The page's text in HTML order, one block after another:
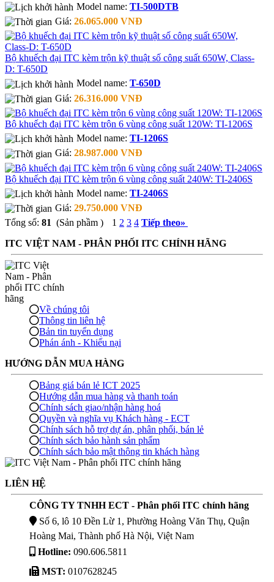
Model name: TI-500DTB
Giá: 26.065.000 VNĐ
Bộ khuếch đại ITC kèm trộn kỹ thuật số công suất 650W, Class-
D: T-650D
Model name: T-650D
Giá: 26.316.000 VNĐ
Bộ khuếch đại ITC kèm trộn 6 vùng công suất 120W: TI-1206S
Model name: TI-1206S
Giá: 28.987.000 VNĐ
Bộ khuếch đại ITC kèm trộn 6 vùng công suất 240W: TI-2406S
Model name: TI-2406S
Giá: 29.750.000 VNĐ
Tổng số: 81 (Sản phầm ) 1 2 3 4 Tiếp theo»
ITC VIỆT NAM - PHÂN PHỐI ITC CHÍNH HÃNG
Về chúng tôi
Thông tin liên hệ
Bản tin tuyển dụng
Phán ánh - Khiếu nại
HƯỚNG DẪN MUA HÀNG
Bảng giá bán lẻ ICT 2025
Hướng dẫn mua hàng và thanh toán
Chính sách giao/nhận hàng hoá
Quyền và nghĩa vụ Khách hàng - ECT
Chính sách hỗ trợ dự án, phân phối, bán lẻ
Chính sách bảo hành sản phẩm
Chính sách bảo mật thông tin khách hàng
LIÊN HỆ
CÔNG TY TNHH ECT - Phân phối ITC chính hãng
Số 6, lô 10 Đền Lừ 1, Phường Hoàng Văn Thụ, Quận
Hoàng Mai, Thành phố Hà Nội, Việt Nam
Hotline: 090.606.5811
MST: 0107628245